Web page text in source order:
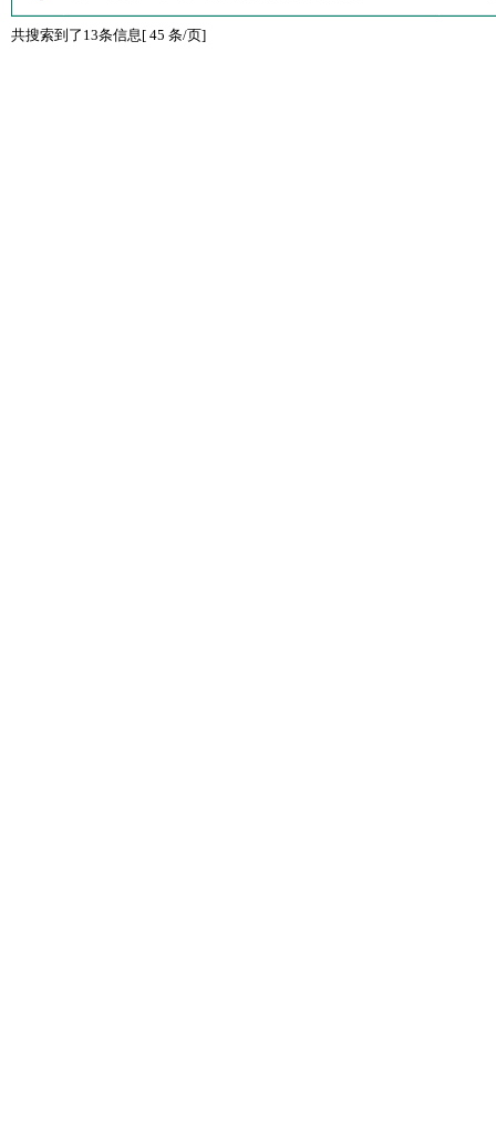
共搜索到了13条信息[ 45 条/页]